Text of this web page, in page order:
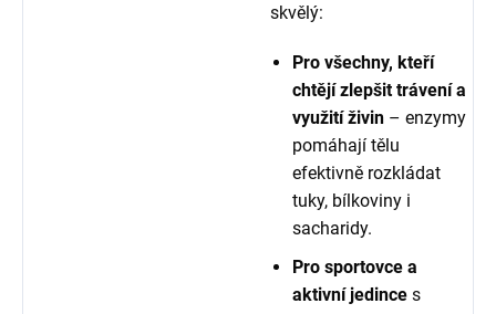
skvělý:
Pro všechny, kteří
chtějí zlepšit trávení a
využití živin – enzymy
pomáhají tělu
efektivně rozkládat
tuky, bílkoviny i
sacharidy.
Pro sportovce a
aktivní jedince s